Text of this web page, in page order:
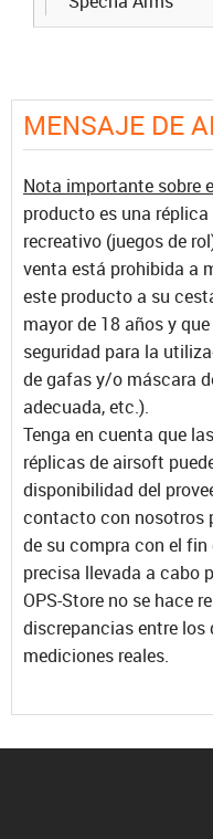
MENSAJE DE
Nota importante sobre
producto es una
recreativo (juegos de
venta está prohibida a
este producto a su
mayor de 18 años y
seguridad para la
de gafas y/o máscara
adecuada, etc.).
Tenga en cuenta que
réplicas de airsoft
disponibilidad del
contacto con nosotros
de su compra con el
precisa llevada a cabo
OPS-Store no se hace
discrepancias entre los
mediciones reales.